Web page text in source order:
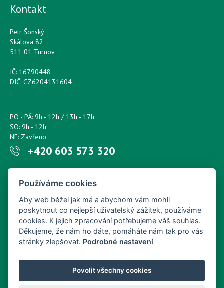
Kontakt
Petr Šonský
Skálova 82
511 01 Turnov
IČ: 16790448
DIČ: CZ6204131604
PO - PÁ: 9h - 12h / 13h - 17h
SO: 9h - 12h
NE: Zavřeno
+420 603 573 320
petr.sonsky@centrum.cz
Používáme cookies
Aby web běžel jak má a abychom vám mohli
poskytnout co nejlepší uživatelský zážitek, používáme
cookies. K jejich zpracování potřebujeme váš souhlas.
Děkujeme, že nám ho dáte, pomáháte nám tak pro vás
stránky zlepšovat. Podrobné nastavení
Povolit všechny cookies